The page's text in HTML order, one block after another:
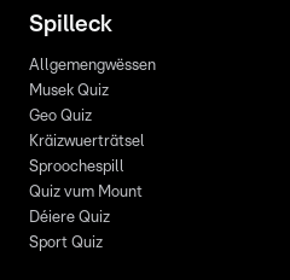
Spilleck
Allgemengwëssen
Musek Quiz
Geo Quiz
Kräizwuerträtsel
Sproochespill
Quiz vum Mount
Déiere Quiz
Sport Quiz